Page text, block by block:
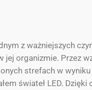
z ważniejszych
jej organizmie. Przez
strefach w
świateł LED.